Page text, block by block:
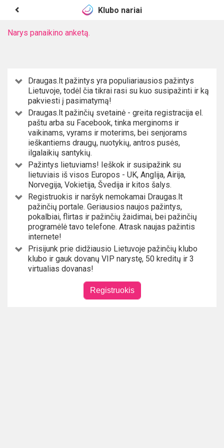
Klubo nariai
Narys panaikino anketą.
Draugas.lt pažintys yra populiariausios pažintys
Lietuvoje, todėl čia tikrai rasi su kuo susipažinti ir ką
pakviesti į pasimatymą!
Draugas.lt pažinčių svetainė - greita registracija el.
paštu arba su Facebook, tinka merginoms ir
vaikinams, vyrams ir moterims, bei senjorams
ieškantiems draugų, nuotykių, antros pusės,
ilgalaikių santykių.
Pažintys lietuviams! Ieškok ir susipažink su
lietuviais iš visos Europos - UK, Anglija, Airija,
Norvegija, Vokietija, Švedija ir kitos šalys.
Registruokis ir naršyk nemokamai Draugas.lt
pažinčių portale. Geriausios naujos pažintys,
pokalbiai, flirtas ir pažinčių žaidimai, bei pažinčių
programėlė tavo telefone. Atrask naujas pažintis
internete!
Prisijunk prie didžiausio Lietuvoje pažinčių klubo
klubo ir gauk dovanų VIP narystę, 50 kreditų ir 3
virtualias dovanas!
Registruokis